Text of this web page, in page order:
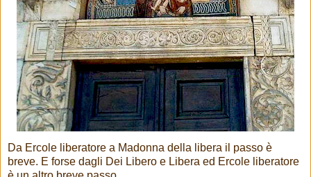
Da Ercole liberatore a Madonna della libera il passo è
breve. E forse dagli Dei Libero e Libera ed Ercole liberatore